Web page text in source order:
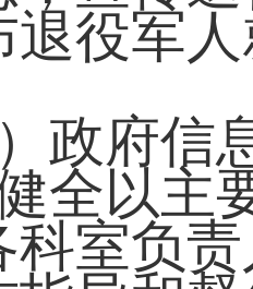
退役军
）政府
全以主
科室负